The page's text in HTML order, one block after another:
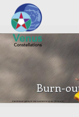
Burn-